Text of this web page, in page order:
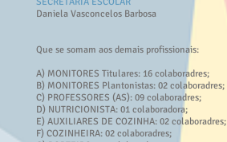
Daniela Vasconcelos Barbosa
Que se somam aos demais profissionais:
A) MONITORES Titulares: 16 colaboradres;
B) MONITORES Plantonistas: 02 colaboradres;
C) PROFESSORES (AS): 09 colaboradres;
D) NUTRICIONISTA: 01 colaboradora;
E) AUXILIARES DE COZINHA: 02 colaboradres;
F) COZINHEIRA: 02 colaboradres;